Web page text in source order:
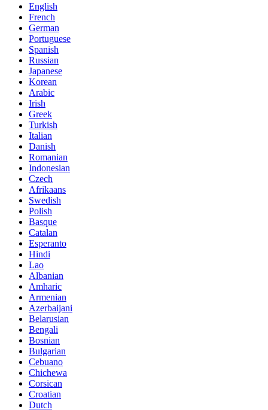
English
French
German
Portuguese
Spanish
Russian
Japanese
Korean
Arabic
Irish
Greek
Turkish
Italian
Danish
Romanian
Indonesian
Czech
Afrikaans
Swedish
Polish
Basque
Catalan
Esperanto
Hindi
Lao
Albanian
Amharic
Armenian
Azerbaijani
Belarusian
Bengali
Bosnian
Bulgarian
Cebuano
Chichewa
Corsican
Croatian
Dutch